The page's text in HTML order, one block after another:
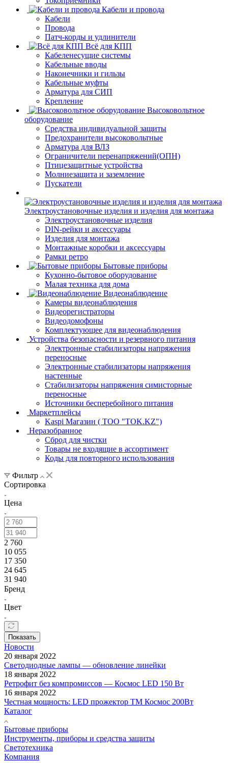
Кабели и провода
Кабели
Провода
Патч-корды и удлинители
Всё для КПП
Кабеленесущие системы
Кабельные вводы
Наконечники и гильзы
Кабельные муфты
Арматура для СИП
Крепление
Высоковольтное
оборудование
Средства индивидуальной защиты
Предохранители высоковольтные
Арматура для ВЛЗ
Ограничители перенапряжений(ОПН)
Птицезащитные устройства
Молниезащита и заземление
Пускатели
Электроустановочные изделия и изделия для монтажа
Электроустановочные изделия
DIN-рейки и аксессуары
Изделия для монтажа
Монтажные коробки и аксессуары
Рамки ретро
Бытовые приборы
Кухонно-бытовое оборудование
Малая техника для дома
Видеонаблюдение
Камеры видеонаблюдения
Видеорегистраторы
Видеодомофоны
Комплектующее для видеонаблюдения
Устройства безопасности и резервного питания
Электронные стабилизаторы напряжения
переносные
Электронные стабилизаторы напряжения
настенные
Стабилизаторы напряжения симисторные
переносные
Источники бесперебойного питания
Маркетплейсы
Kaspi Магазин ( ТОО "TOK.KZ")
Неразобранное
Сброд для чистки
Товары не входящие в ассортимент
Коды для повторного использования
Фильтр
Сортировка
Цена
2 760
10 055
17 350
24 645
31 940
Бренд
Цвет
Показать
Новости
20 января 2022
Светодиодные лампы — обновление линейки
18 января 2022
Ретрофит без компромиссов — Космос LED 150 Вт
16 января 2022
Честная мощность: LED прожектор ТМ Космос 200Вт
Каталог
Бытовые приборы
Инструменты, приборы и средства защиты
Светотехника
Компания